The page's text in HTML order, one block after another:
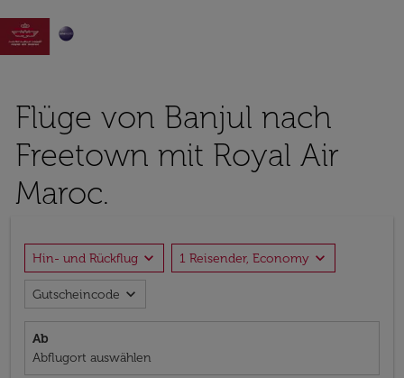

Flüge von Banjul nach
Freetown mit Royal Air
Maroc.
Hin- und Rückflug expand_more 1 Reisender, Economy expand_more
Gutscheincode expand_more
Ab
Abflugort auswählen